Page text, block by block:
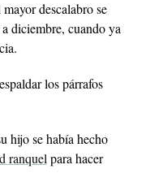
descalabro se
diciembre, cuando ya
los párrafos
hijo se había hecho
ranquel para hacer